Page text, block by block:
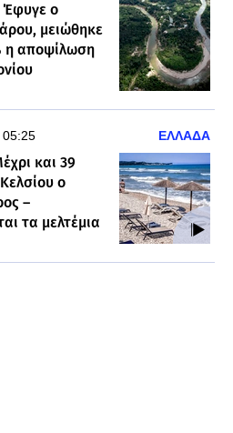
Έφυγε ο
μειώθηκε
η αποψίλωση
05:25 ΕΛΛΑΔΑ
και 39
ο
–
τα μελτέμια